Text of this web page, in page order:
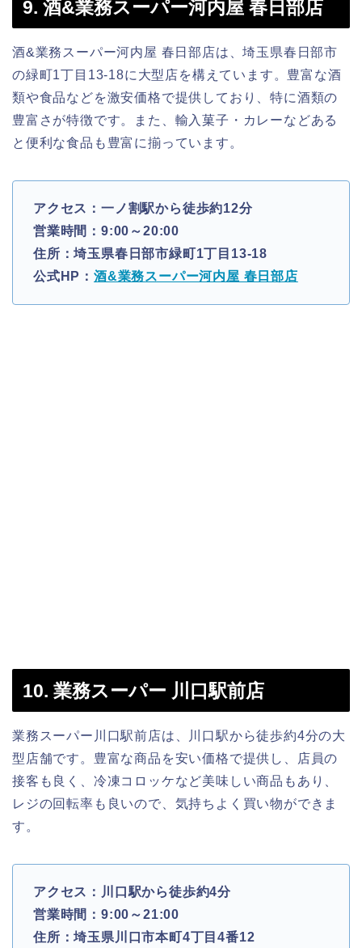
9. 酒&業務スーパー河内屋 春日部店
酒&業務スーパー河内屋 春日部店は、埼玉県春日部市
の緑町1丁目13-18に大型店を構えています。豊富な酒
類や食品などを激安価格で提供しており、特に酒類の
豊富さが特徴です。また、輸入菓子・カレーなどある
と便利な食品も豊富に揃っています。
アクセス：一ノ割駅から徒歩約12分
営業時間：9:00～20:00
住所：埼玉県春日部市緑町1丁目13-18
公式HP： 酒&業務スーパー河内屋 春日部店
10. 業務スーパー 川口駅前店
業務スーパー川口駅前店は、川口駅から徒歩約4分の大
型店舗です。豊富な商品を安い価格で提供し、店員の
接客も良く、冷凍コロッケなど美味しい商品もあり、
レジの回転率も良いので、気持ちよく買い物ができま
す。
アクセス：川口駅から徒歩約4分
営業時間：9:00～21:00
住所：埼玉県川口市本町4丁目4番12